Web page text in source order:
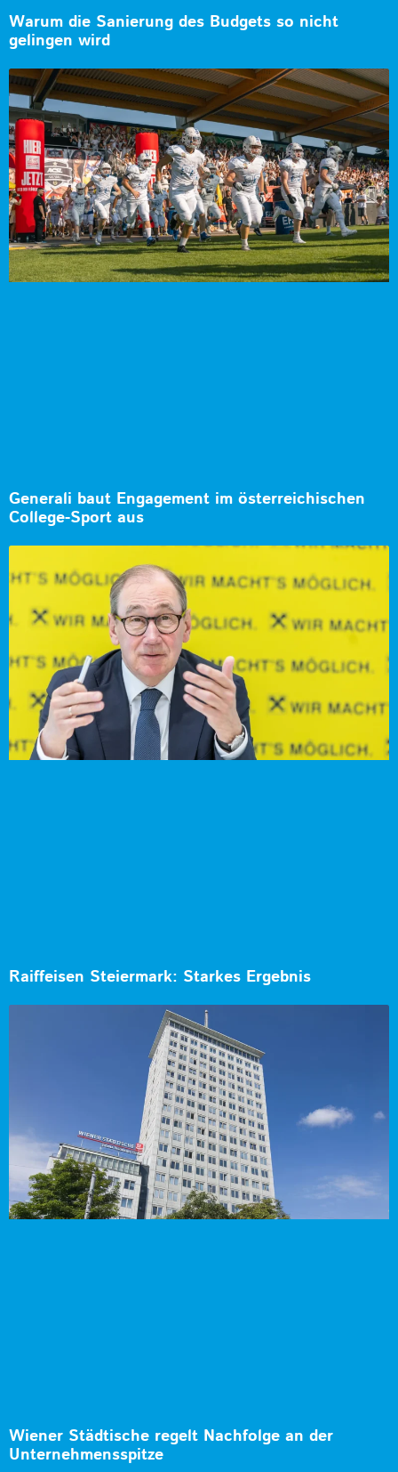
Warum die Sanierung des Budgets so nicht
gelingen wird
Generali baut Engagement im österreichischen
College-Sport aus
Raiffeisen Steiermark: Starkes Ergebnis
Wiener Städtische regelt Nachfolge an der
Unternehmensspitze